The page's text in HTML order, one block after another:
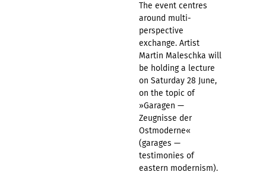
The event centres
around multi-
perspective
exchange. Artist
Martin Maleschka will
be holding a lecture
on Saturday 28 June,
on the topic of
»Garagen —
Zeugnisse der
Ostmoderne«
(garages —
testimonies of
eastern modernism).